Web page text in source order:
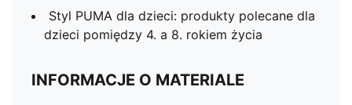
Styl PUMA dla dzieci: produkty polecane dla
dzieci pomiędzy 4. a 8. rokiem życia
INFORMACJE O MATERIALE